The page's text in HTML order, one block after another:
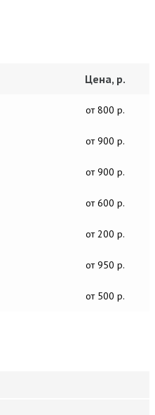
Цена, р.
от 800 р.
от 900 р.
от 900 р.
от 600 р.
от 200 р.
от 950 р.
от 500 р.